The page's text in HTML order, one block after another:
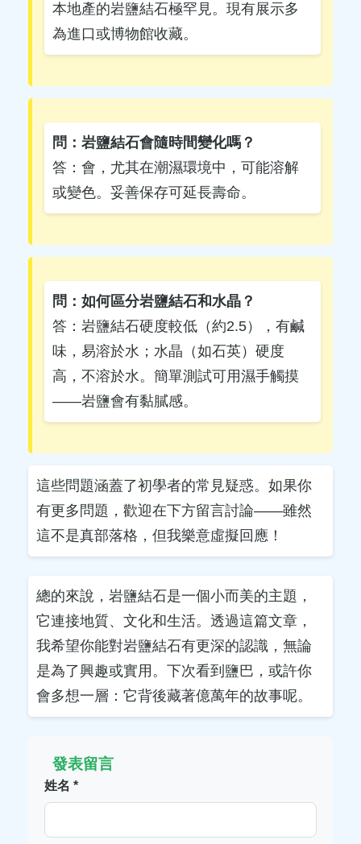
本地產的岩鹽結石極罕見。現有展示多
為進口或博物館收藏。
問：岩鹽結石會隨時間變化嗎？
答：會，尤其在潮濕環境中，可能溶解
或變色。妥善保存可延長壽命。
問：如何區分岩鹽結石和水晶？
答：岩鹽結石硬度較低（約2.5），有鹹
味，易溶於水；水晶（如石英）硬度
高，不溶於水。簡單測試可用濕手觸摸
——岩鹽會有黏膩感。
這些問題涵蓋了初學者的常見疑惑。如果你
有更多問題，歡迎在下方留言討論——雖然
這不是真部落格，但我樂意虛擬回應！
總的來說，岩鹽結石是一個小而美的主題，
它連接地質、文化和生活。透過這篇文章，
我希望你能對岩鹽結石有更深的認識，無論
是為了興趣或實用。下次看到鹽巴，或許你
會多想一層：它背後藏著億萬年的故事呢。
發表留言
姓名 *